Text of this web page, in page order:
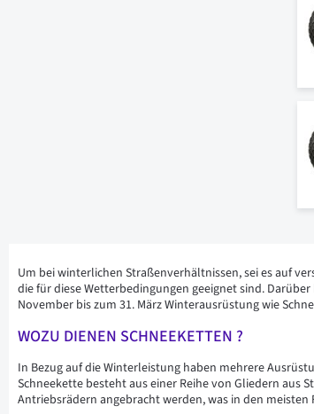
Um bei winterlichen Straßenverhältnissen, sei es auf
die für diese Wetterbedingungen geeignet sind.
November bis zum 31. März Winterausrüstung wie
WOZU DIENEN SCHNEEKETTEN ?
In Bezug auf die Winterleistung haben mehrere
Schneekette besteht aus einer Reihe von Gliedern aus
Antriebsrädern angebracht werden, was in den meisten